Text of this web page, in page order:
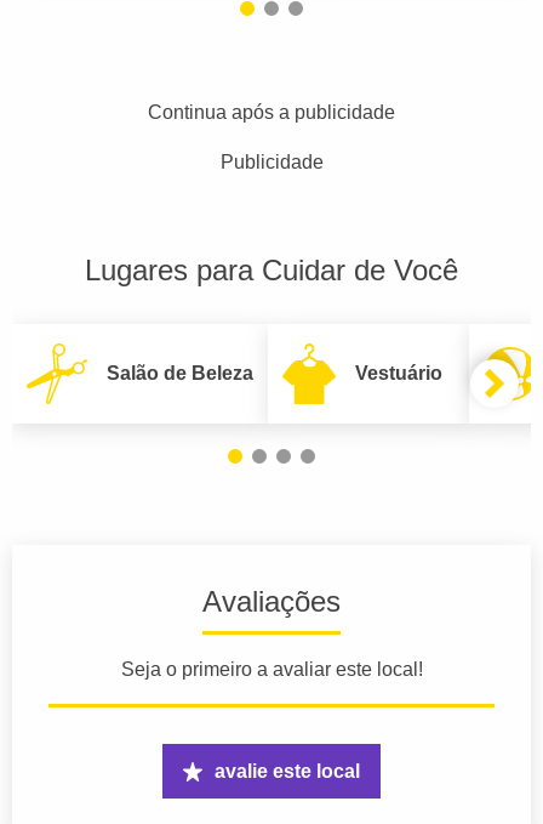
Continua após a publicidade
Publicidade
Lugares para Cuidar de Você
Salão de Beleza Vestuário
Avaliações
Seja o primeiro a avaliar este local!
avalie este local